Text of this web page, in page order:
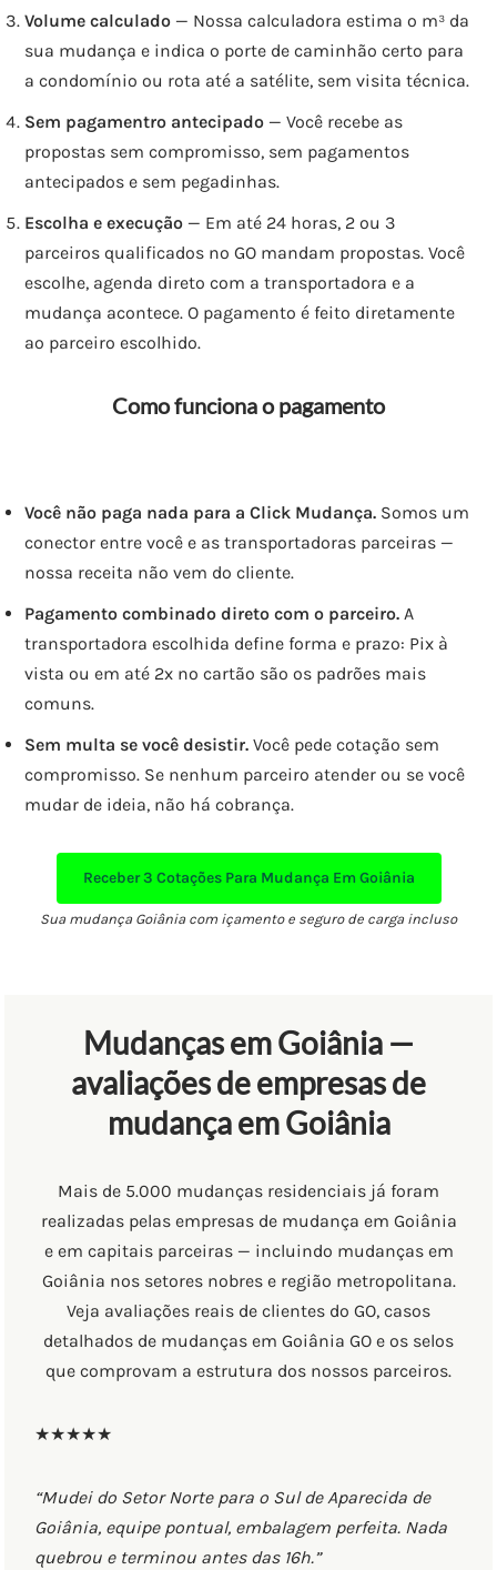
Volume calculado — Nossa calculadora estima o m³ da
sua mudança e indica o porte de caminhão certo para
a condomínio ou rota até a satélite, sem visita técnica.
Sem pagamentro antecipado — Você recebe as
propostas sem compromisso, sem pagamentos
antecipados e sem pegadinhas.
Escolha e execução — Em até 24 horas, 2 ou 3
parceiros qualificados no GO mandam propostas. Você
escolhe, agenda direto com a transportadora e a
mudança acontece. O pagamento é feito diretamente
ao parceiro escolhido.
Como funciona o pagamento
Você não paga nada para a Click Mudança. Somos um
conector entre você e as transportadoras parceiras —
nossa receita não vem do cliente.
Pagamento combinado direto com o parceiro. A
transportadora escolhida define forma e prazo: Pix à
vista ou em até 2x no cartão são os padrões mais
comuns.
Sem multa se você desistir. Você pede cotação sem
compromisso. Se nenhum parceiro atender ou se você
mudar de ideia, não há cobrança.
Receber3 CotaçõesPara Mudança Em Goiânia
Sua mudança Goiânia com içamento e seguro de carga incluso
Mudanças em Goiânia —
avaliações de empresas de
mudança em Goiânia
Mais de 5.000 mudanças residenciais já foram
realizadas pelas empresas de mudança em Goiânia
e em capitais parceiras — incluindo mudanças em
Goiânia nos setores nobres e região metropolitana.
Veja avaliações reais de clientes do GO, casos
detalhados de mudanças em Goiânia GO e os selos
que comprovam a estrutura dos nossos parceiros.
★★★★★
“Mudei do Setor Norte para o Sul de Aparecida de
Goiânia, equipe pontual, embalagem perfeita. Nada
quebrou e terminou antes das 16h.”